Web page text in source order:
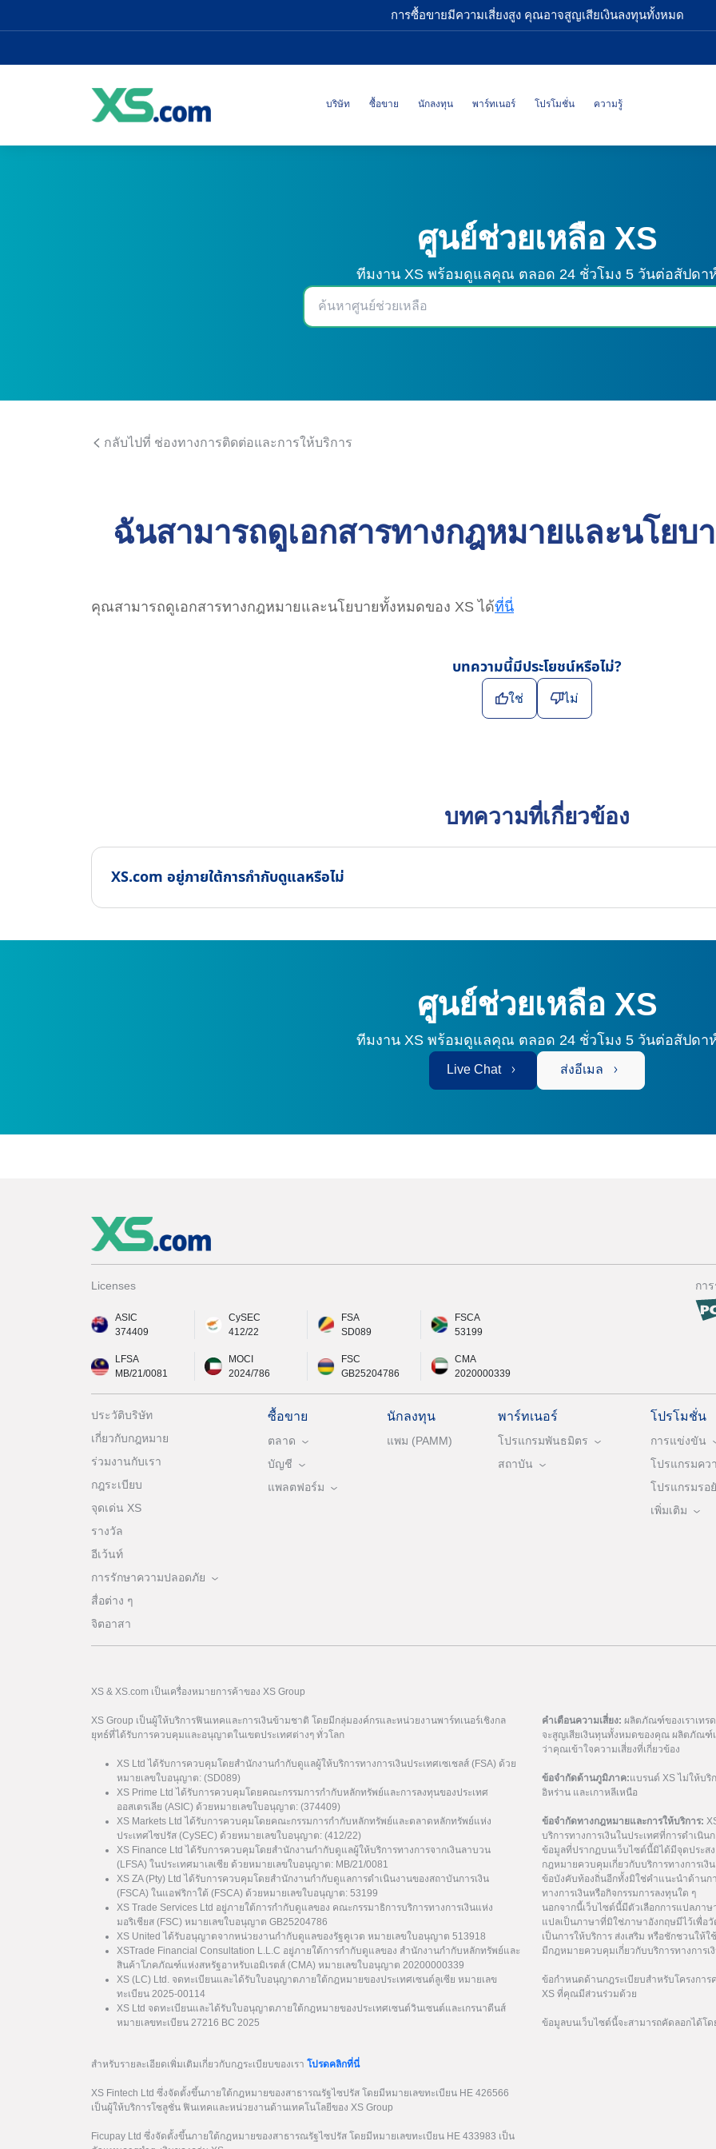
การซื้อขายมีความเสี่ยงสูง คุณอาจสูญเสียเงินลงทุนทั้งหมด
บริษัท ซื้อขาย นักลงทุน พาร์ทเนอร์ โปรโมชั่น ความรู้
ศูนย์ช่วยเหลือ XS
ทีมงาน XS พร้อมดูแลคุณ ตลอด 24 ชั่วโมง 5 วันต่อสัปดา
กลับไปที่ ช่องทางการติดต่อและการให้บริการ
ฉันสามารถดูเอกสารทางกฎหมายและนโยบ
คุณสามารถดูเอกสารทางกฎหมายและนโยบายทั้งหมดของ XS ได้ที่นี่
บทความนี้มีประโยชน์หรือไม่?
ใช่ ไม่
บทความที่เกี่ยวข้อง
XS.com อยู่ภายใต้การกำกับดูแลหรือไม่
ศูนย์ช่วยเหลือ XS
ทีมงาน XS พร้อมดูแลคุณ ตลอด 24 ชั่วโมง 5 วันต่อสัปดา
Live Chat ส่งอีเมล
Licenses
ASIC
374409
CySEC
412/22
FSA
SD089
FSCA
53199
LFSA
MB/21/0081
MOCI
2024/786
FSC
GB25204786
CMA
2020000339
กา
ประวัติบริษัท
เกี่ยวกับกฎหมาย
ร่วมงานกับเรา
กฎระเบียบ
จุดเด่น XS
รางวัล
อีเว้นท์
การรักษาความปลอดภัย
สื่อต่าง ๆ
จิตอาสา
ซื้อขาย
ตลาด
บัญชี
แพลตฟอร์ม
นักลงทุน
แพม (PAMM)
พาร์ทเนอร์
โปรแกรมพันธมิตร
สถาบัน
โปรโมชั่น
การแข่งขัน
โปรแกรมคว
โปรแกรมรอ
เพิ่มเติม
XS & XS.com เป็นเครื่องหมายการค้าของ XS Group
XS Group เป็นผู้ให้บริการฟินเทคและการเงินข้ามชาติ โดยมีกลุ่มองค์กรและหน่วยงานพาร์ทเนอร์เชิงกล
ยุทธ์ที่ได้รับการควบคุมและอนุญาตในเขตประเทศต่างๆ ทั่วโลก
XS Ltd ได้รับการควบคุมโดยสำนักงานกำกับดูแลผู้ให้บริการทางการเงินประเทศเซเชลส์ (FSA) ด้วย
หมายเลขใบอนุญาต: (SD089)
XS Prime Ltd ได้รับการควบคุมโดยคณะกรรมการกำกับหลักทรัพย์และการลงทุนของประเทศ
ออสเตรเลีย (ASIC) ด้วยหมายเลขใบอนุญาต: (374409)
XS Markets Ltd ได้รับการควบคุมโดยคณะกรรมการกำกับหลักทรัพย์และตลาดหลักทรัพย์แห่ง
ประเทศไซปรัส (CySEC) ด้วยหมายเลขใบอนุญาต: (412/22)
XS Finance Ltd ได้รับการควบคุมโดยสำนักงานกำกับดูแลผู้ให้บริการทางการจากเงินลาบวน
(LFSA) ในประเทศมาเลเซีย ด้วยหมายเลขใบอนุญาต: MB/21/0081
XS ZA (Pty) Ltd ได้รับการควบคุมโดยสำนักงานกำกับดูแลการดำเนินงานของสถาบันการเงิน
(FSCA) ในแอฟริกาใต้ (FSCA) ด้วยหมายเลขใบอนุญาต: 53199
XS Trade Services Ltd อยู่ภายใต้การกำกับดูแลของ คณะกรรมาธิการบริการทางการเงินแห่ง
มอริเชียส (FSC) หมายเลขใบอนุญาต GB25204786
XS United ได้รับอนุญาตจากหน่วยงานกำกับดูแลของรัฐคูเวต หมายเลขใบอนุญาต 513918
XSTrade Financial Consultation L.L.C อยู่ภายใต้การกำกับดูแลของ สำนักงานกำกับหลักทรัพย์และ
สินค้าโภคภัณฑ์แห่งสหรัฐอาหรับเอมิเรตส์ (CMA) หมายเลขใบอนุญาต 20200000339
XS (LC) Ltd. จดทะเบียนและได้รับใบอนุญาตภายใต้กฎหมายของประเทศเซนต์ลูเซีย หมายเลข
ทะเบียน 2025-00114
XS Ltd จดทะเบียนและได้รับใบอนุญาตภายใต้กฎหมายของประเทศเซนต์วินเซนต์และเกรนาดีนส์
หมายเลขทะเบียน 27216 BC 2025
สำหรับรายละเอียดเพิ่มเติมเกี่ยวกับกฎระเบียบของเรา โปรดคลิกที่นี่
XS Fintech Ltd ซึ่งจัดตั้งขึ้นภายใต้กฎหมายของสาธารณรัฐไซปรัส โดยมีหมายเลขทะเบียน HE 426566
เป็นผู้ให้บริการโซลูชั่น ฟินเทคและหน่วยงานด้านเทคโนโลยีของ XS Group
Ficupay Ltd ซึ่งจัดตั้งขึ้นภายใต้กฎหมายของสาธารณรัฐไซปรัส โดยมีหมายเลขทะเบียน HE 433983 เป็น
คำเตือนความเสี่ยง: ผลิตภัณฑ์ของเราเทร
จะสูญเสียเงินทุนทั้งหมดของคุณ ผลิตภัณฑ์
ว่าคุณเข้าใจความเสี่ยงที่เกี่ยวข้อง
ข้อจำกัดด้านภูมิภาค:แบรนด์ XS ไม่ให้บริ
อิหร่าน และเกาหลีเหนือ
ข้อจำกัดทางกฎหมายและการให้บริการ:
บริการทางการเงินในประเทศที่การดำเ
ข้อมูลที่ปรากฏบนเว็บไซต์นี้มิได้มีจุดประส
กฎหมายควบคุมเกี่ยวกับบริการทางการเ
ข้อบังคับท้องถิ่นอีกทั้งมิใช่คำแนะนำด้านก
ทางการเงินหรือกิจกรรมการลงทุนใด ๆ
นอกจากนี้เว็บไซต์นี้มีตัวเลือกการแปลภา
แปลเป็นภาษาที่มิใช่ภาษาอังกฤษมีไว้เพื่อ
เป็นการให้บริการ ส่งเสริม หรือชักชวนให้
มีกฎหมายควบคุมเกี่ยวกับบริการทางการเ
ข้อกำหนดด้านกฎระเบียบสำหรับโครงกา
XS ที่คุณมีส่วนร่วมด้วย
ข้อมูลบนเว็บไซต์นี้จะสามารถคัดลอกได้โ